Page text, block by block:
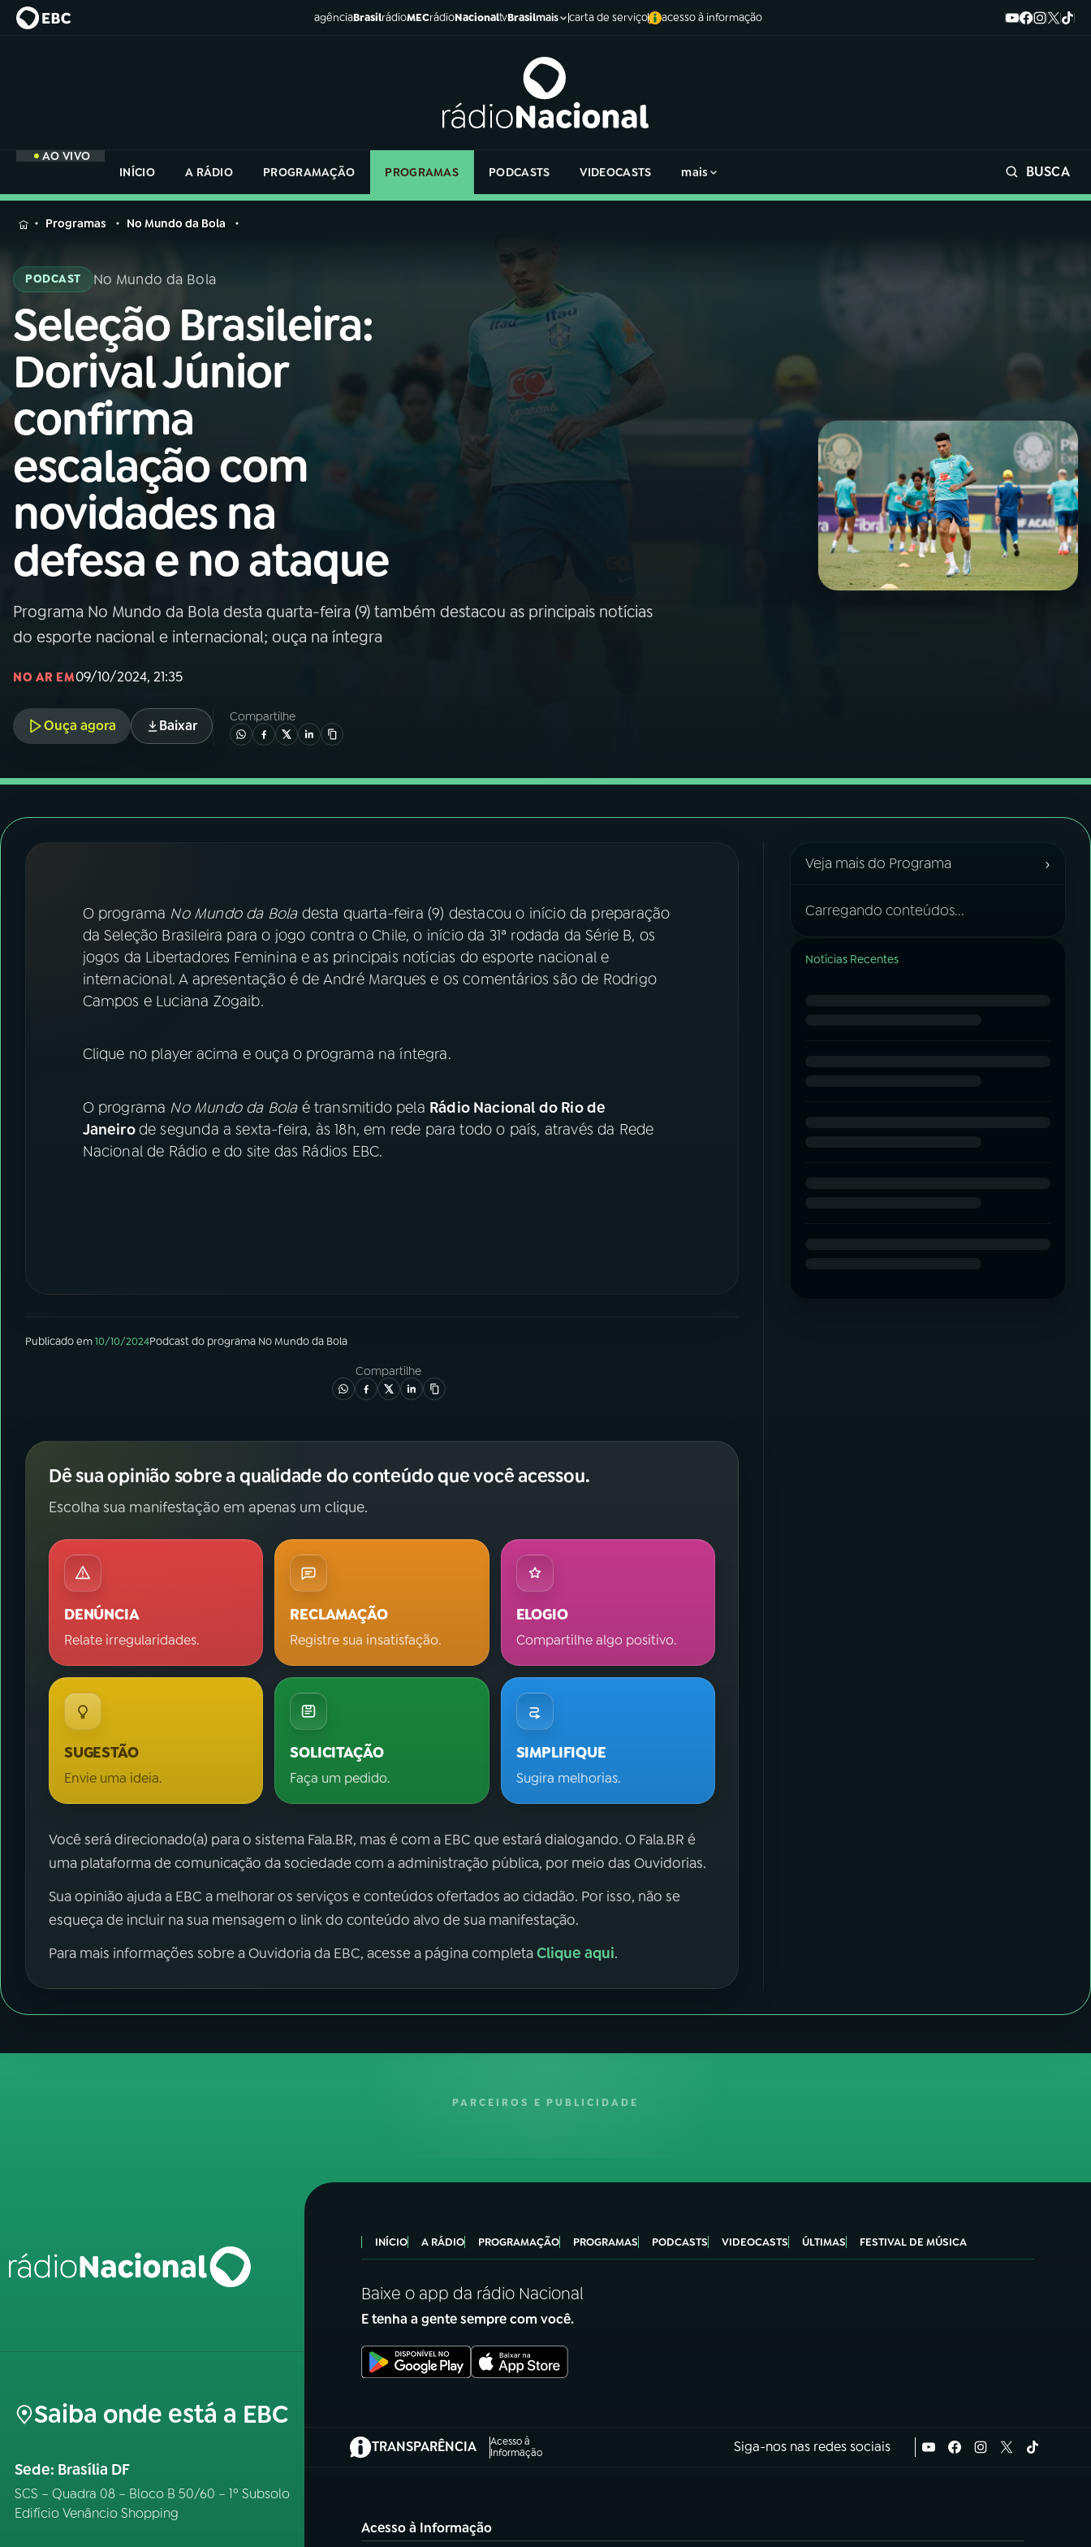
agênciaBrasilrádioMECrádioNacionaltvBrasilmais carta de serviço acesso à informação
AO VIVO
INÍCIO
A RÁDIO PROGRAMAÇÃO PROGRAMAS PODCASTS VIDEOCASTS mais BUSCA
MENU
Buscar
na
Rádio
Nacional
AO VIVO
01 INÍCIO
02A RÁDIO
03 PROGRAMAÇÃO
04PROGRAMAS
06VIDEOCASTS
07ÚLTIMAS
08FESTIVAL DE MÚSICA
Instagram X
na
Rádio
Programas No Mundo da Bola
PODCAST No Mundo da Bola
Seleção Brasileira:
Dorival Júnior
confirma
escalação com
novidades na
defesa e no ataque
Programa No Mundo da Bola desta quarta-feira (9) também destacou as principais notícias
do esporte nacional e internacional; ouça na íntegra
NO AR EM09/10/2024, 21:35
Ouça agora Baixar
Compartilhe
O programa No Mundo da Boladesta quarta-feira (9) destacou o início da preparação
da Seleção Brasileira para o jogo contra o Chile, o início da 31ª rodada da Série B, os
jogos da Libertadores Feminina e as principais notícias do esporte nacional e
internacional. A apresentação é de André Marques e os comentários são de Rodrigo
Campos e Luciana Zogaib.
Clique no player acima e ouça o programa na íntegra.
O programa No Mundo da Bolaé transmitido pela Rádio Nacional do Rio de
Janeirode segunda a sexta-feira, às 18h, em rede para todo o país, através da Rede
Nacional de Rádio e do site das Rádios EBC.
Publicado em10/10/2024Podcastdo programa No Mundo da Bola
Compartilhe
Dê sua opinião sobre a qualidade do conteúdo que você acessou.
Escolha sua manifestação em apenas um clique.
DENÚNCIA
Relate irregularidades.
RECLAMAÇÃO
Registre sua insatisfação.
ELOGIO
Compartilhe algo positivo.
SUGESTÃO
Envie uma ideia.
SOLICITAÇÃO
Faça um pedido.
SIMPLIFIQUE
Sugira melhorias.
Você será direcionado(a) para o sistema Fala.BR, mas é com a EBC que estará dialogando. O Fala.BR é
uma plataforma de comunicação da sociedade com a administração pública, por meio das Ouvidorias.
Sua opinião ajuda a EBC a melhorar os serviços e conteúdos ofertados ao cidadão. Por isso, não se
esqueça de incluir na sua mensagem o link do conteúdo alvo de sua manifestação.
Para mais informações sobre a Ouvidoria da EBC, acesse a página completaClique aqui.
Veja mais do Programa ›
Carregando conteúdos...
Notícias Recentes
PARCEIROS E PUBLICIDADE
Saiba onde está a EBC
Sede: Brasília DF
SCS – Quadra 08 – Bloco B 50/60 – 1º Subsolo
Edifício Venâncio Shopping
INÍCIO A RÁDIO PROGRAMAÇÃO PROGRAMAS PODCASTS VIDEOCASTS ÚLTIMAS FESTIVAL DE MÚSICA
Baixe o app da rádio Nacional
E tenha a gente sempre com você.
TRANSPARÊNCIA
Acesso à
Informação
(abre em nova aba) Siga-nos nas redes sociais
Acesso à Informação